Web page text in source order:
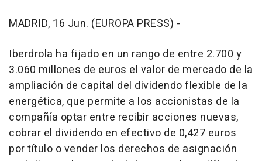
MADRID, 16 Jun. (EUROPA PRESS) -
Iberdrola ha fijado en un rango de entre 2.700 y
3.060 millones de euros el valor de mercado de la
ampliación de capital del dividendo flexible de la
energética, que permite a los accionistas de la
compañía optar entre recibir acciones nuevas,
cobrar el dividendo en efectivo de 0,427 euros
por título o vender los derechos de asignación